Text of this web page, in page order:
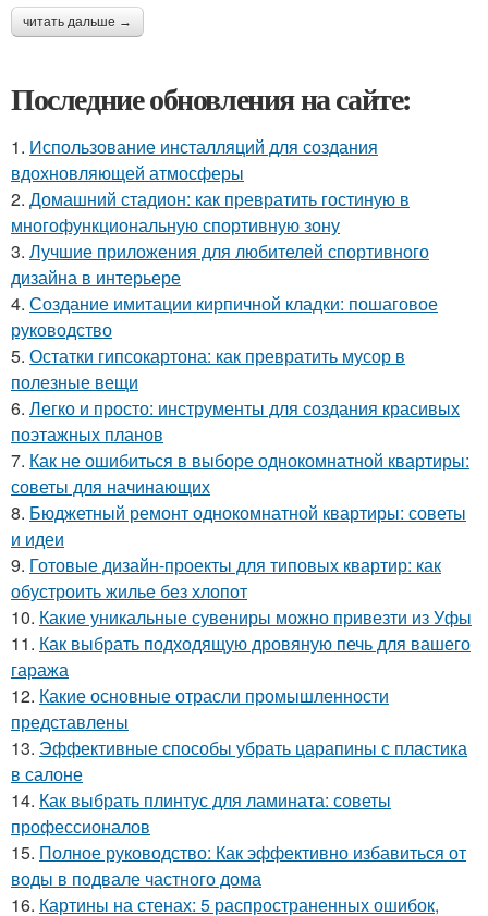
читать дальше →
Последние обновления на сайте:
1. Использование инсталляций для создания
вдохновляющей атмосферы
2. Домашний стадион: как превратить гостиную в
многофункциональную спортивную зону
3. Лучшие приложения для любителей спортивного
дизайна в интерьере
4. Создание имитации кирпичной кладки: пошаговое
руководство
5. Остатки гипсокартона: как превратить мусор в
полезные вещи
6. Легко и просто: инструменты для создания красивых
поэтажных планов
7. Как не ошибиться в выборе однокомнатной квартиры:
советы для начинающих
8. Бюджетный ремонт однокомнатной квартиры: советы
и идеи
9. Готовые дизайн-проекты для типовых квартир: как
обустроить жилье без хлопот
10. Какие уникальные сувениры можно привезти из Уфы
11. Как выбрать подходящую дровяную печь для вашего
гаража
12. Какие основные отрасли промышленности
представлены
13. Эффективные способы убрать царапины с пластика
в салоне
14. Как выбрать плинтус для ламината: советы
профессионалов
15. Полное руководство: Как эффективно избавиться от
воды в подвале частного дома
16. Картины на стенах: 5 распространенных ошибок,